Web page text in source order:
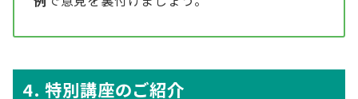
4. 特別講座のご紹介